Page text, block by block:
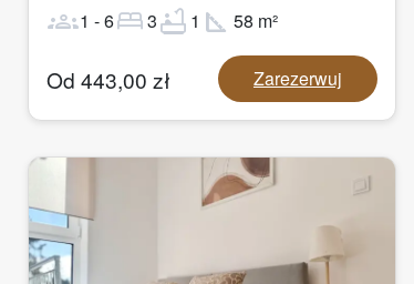
groups1 -6bed3bathtub 1 square_foot58 m²
Od 443,00 zł Zarezerwuj